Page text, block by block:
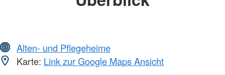
Alten- und Pflegeheime
Karte: Link zur Google Maps Ansicht